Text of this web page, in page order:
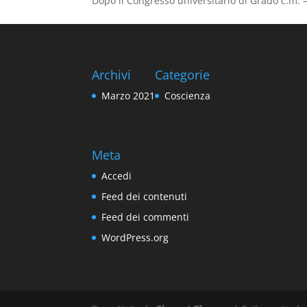
Archivi
Marzo 2021
Categorie
Coscienza
Meta
Accedi
Feed dei contenuti
Feed dei commenti
WordPress.org